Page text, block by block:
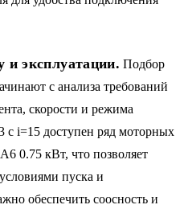
и эксплуатации. Подбор
с анализа требований
скорости и режима
i=15 доступен ряд моторных
0.75 кВт, что позволяет
пуска и
обеспечить соосность и